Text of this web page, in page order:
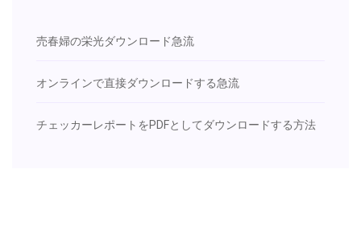
売春婦の栄光ダウンロード急流
オンラインで直接ダウンロードする急流
チェッカーレポートをPDFとしてダウンロードする方法